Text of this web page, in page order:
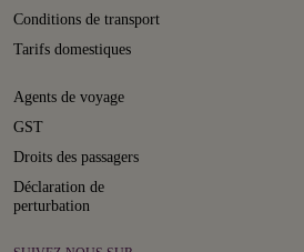
Conditions de transport
Tarifs domestiques
Agents de voyage
GST
Droits des passagers
Déclaration de
perturbation